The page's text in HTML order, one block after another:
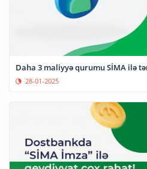
Daha 3 maliyyə qurumu SİMA ilə
28-01-2025